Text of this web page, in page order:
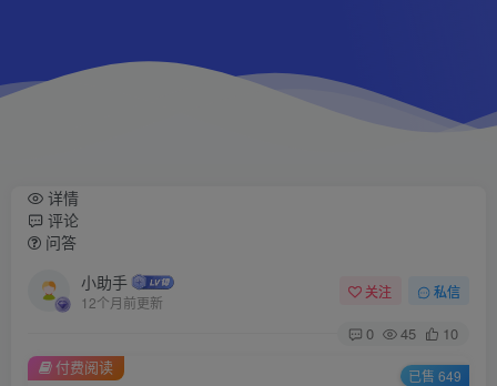
详情
评论
问答
小助手
12个月前更新
关注 私信
0 45 10
付费阅读 已售 649